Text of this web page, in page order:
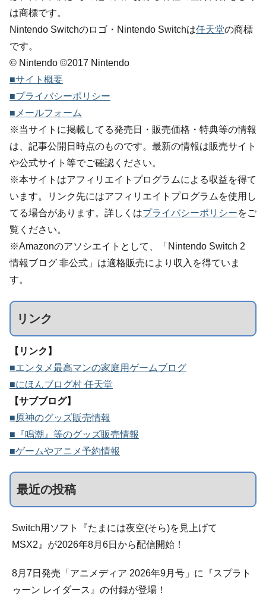
は商標です。
Nintendo Switchのロゴ・Nintendo Switchは任天堂の商標
です。
© Nintendo ©2017 Nintendo
■サイト概要
■プライバシーポリシー
■メールフォーム
※当サイトに掲載してる発売日・販売価格・特典等の情報
は、記事公開日時点のものです。最新の情報は販売サイト
や公式サイト等でご確認ください。
※本サイトはアフィリエイトプログラムによる収益を得て
います。リンク先にはアフィリエイトプログラムを使用し
てる場合があります。詳しくはプライバシーポリシーをご
覧ください。
※Amazonのアソシエイトとして、「Nintendo Switch 2
情報ブログ 非公式」は適格販売により収入を得ていま
す。
リンク
【リンク】
■エンタメ最高マンの家庭用ゲームブログ
■にほんブログ村 任天堂
【サブブログ】
■原神のグッズ販売情報
■『鳴潮』等のグッズ販売情報
■ゲームやアニメ予約情報
最近の投稿
Switch用ソフト『たまには夜空(そら)を見上げて
MSX2』が2026年8月6日から配信開始！
8月7日発売「アニメディア 2026年9月号」に『スプラト
ゥーン レイダース』の付録が登場！